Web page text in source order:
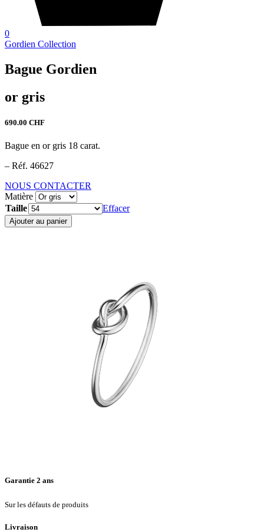
0
Gordien Collection
Bague Gordien
or gris
690.00 CHF
Bague en or gris 18 carat.
– Réf. 46627
NOUS CONTACTER
Matière
Taille
Effacer
quantité
de
Ajouter au panier
Garantie 2 ans
Sur les défauts de produits
Livraison